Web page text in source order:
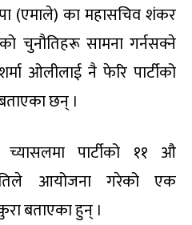
(एमाले) का महासचिव शंकर
चुनौतिहरू सामना गर्नसक्ने
ओलीलाई नै फेरि पार्टीको
छन् ।
च्यासलमा पार्टीको ११ औ
आयोजना गरेको एक
बताएका हुन् ।